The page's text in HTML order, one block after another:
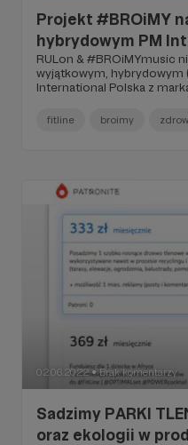
Projekt #BROiMY
hybrydowym PM
RULon & #BROiMYmusic
wyjątkowym, hybrydowym
International Polska z
fitline broimy
02.06.2022 ● Brak komentarzy
Sadzimy PARKI
oraz ekologii w